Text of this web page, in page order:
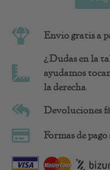
Envio gratis a
¿Dudas en la
ayudamos
la derecha
Devoluciones
Formas de pago